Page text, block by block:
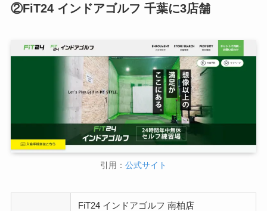
②FiT24 インドアゴルフ 千葉に3店舗
引用： 公式サイト
FiT24 インドアゴルフ 南柏店